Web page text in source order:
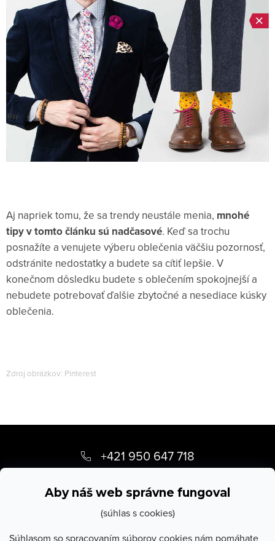
Aby náš web správne fungoval
(súhlas s cookies)
Súhlasom so spracovaním súborov cookies nám pomáhate
Aj napriek tomu, že sa trendy neustále menia, mnohé
tipy v tomto článku sú nadčasové. Keď sa trochu
posnažíte a venujete výberu oblečenia väčšiu pozornosť,
odstránite nedostatky a budete sa cítiť lepšie. V
konečnom dôsledku budete s oblečením spokojnejší a
nebudete potrebovať ďalšie zbytočné a nesediace kúsky
oblečenia.
Zdroj obrázkov: Pinterest
p
+421 950 647 718